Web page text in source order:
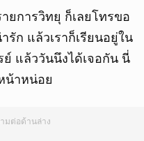
ยการวิทยุ ก็เลยโทรขอ
รัก แล้วเราก็เรียนอยู่ใน
ย์ แล้ววันนึงได้เจอกัน นี่
น้าหน่อย
มต่อด้านล่าง